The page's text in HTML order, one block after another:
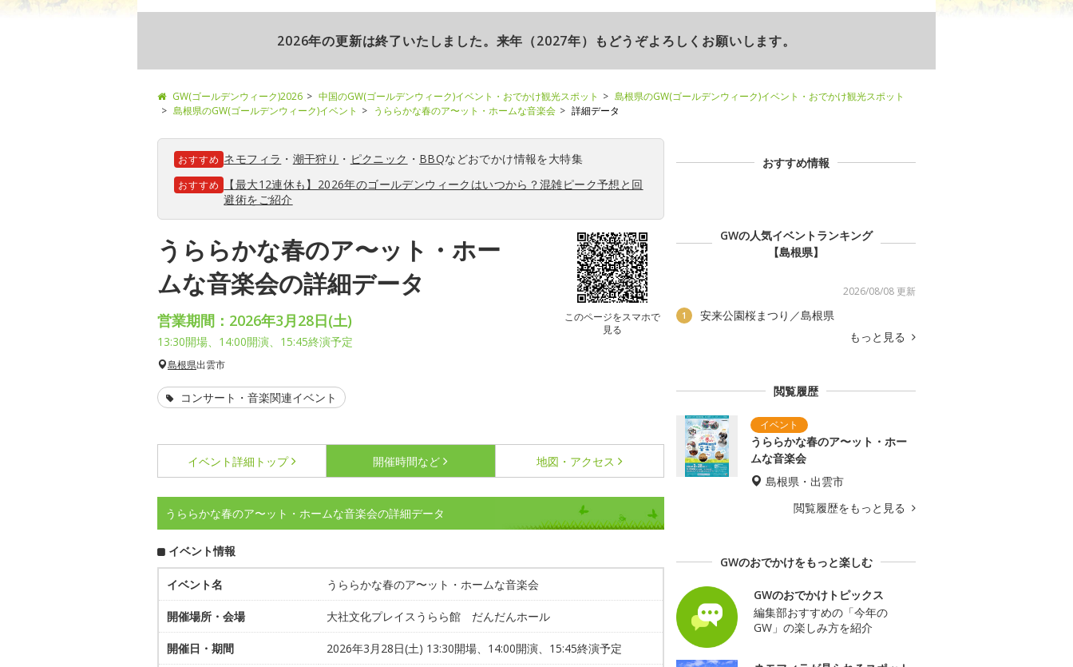
2026年の更新は終了いたしました。来年（2027年）もどうぞよろしくお願いします。
GW(ゴールデンウィーク)2026 中国のGW(ゴールデンウィーク)イベント・おでかけ観光スポット
島根県のGW(ゴールデンウィーク)イベント・おでかけ観光スポット
島根県のGW(ゴールデンウィーク)イベント
うららかな春のア〜ット・ホームな音楽会 詳細データ
おすすめ ネモフィラ ・ 潮干狩り ・ ピクニック ・ BBQなどおでかけ情報を大特集
おすすめ
【最大12連休も】2026年のゴールデンウィークはいつから？混雑ピーク予想と回
避術をご紹介
うららかな春のア〜ット・ホー
ムな音楽会の詳細データ
このページをスマホで
見る
営業期間：2026年3月28日(土)
13:30開場、14:00開演、15:45終演予定
島根県出雲市
コンサート・音楽関連イベント
イベント詳細 トップ 開催時間など 地図・アクセス
うららかな春のア〜ット・ホームな音楽会の詳細データ
イベント情報
イベント名 うららかな春のア〜ット・ホームな音楽会
開催場所・会場 大社文化プレイスうらら館 だんだんホール
開催日・期間 2026年3月28日(土) 13:30開場、14:00開演、15:45終演予定
おすすめ情報
GWの人気イベントランキング
【島根県】
2026/08/08 更新
1
安来公園桜まつり／島根県
もっと見る
閲覧履歴
うららかな春のア〜ット・ホー
ムな音楽会
島根県・出雲市
閲覧履歴をもっと見る
GWのおでかけをもっと楽しむ
GWのおでかけトピックス
編集部おすすめの「今年の
GW」の楽しみ方を紹介